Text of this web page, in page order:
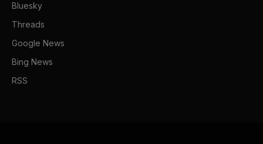
Bluesky
Threads
Google News
Bing News
RSS